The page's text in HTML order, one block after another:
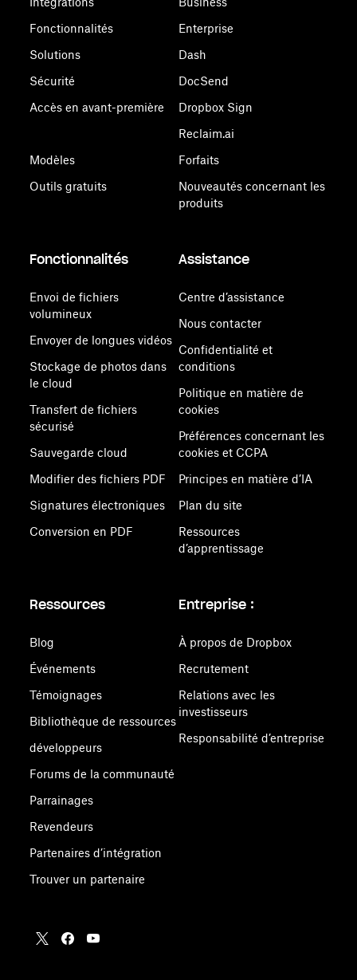
Fonctionnalités
Solutions
Sécurité
Accès en avant-première
Modèles
Outils gratuits
Enterprise
Dash
DocSend
Dropbox Sign
Reclaim.ai
Forfaits
Nouveautés concernant les
produits
Fonctionnalités
Envoi de fichiers
volumineux
Envoyer de longues vidéos
Stockage de photos dans
le cloud
Transfert de fichiers
sécurisé
Sauvegarde cloud
Modifier des fichiers PDF
Signatures électroniques
Conversion en PDF
Assistance
Centre d’assistance
Nous contacter
Confidentialité et
conditions
Politique en matière de
cookies
Préférences concernant les
cookies et CCPA
Principes en matière d’IA
Plan du site
Ressources
d’apprentissage
Ressources
Blog
Événements
Témoignages
Bibliothèque de ressources
développeurs
Forums de la communauté
Parrainages
Revendeurs
Partenaires d’intégration
Trouver un partenaire
Entreprise :
À propos de Dropbox
Recrutement
Relations avec les
investisseurs
Responsabilité d’entreprise